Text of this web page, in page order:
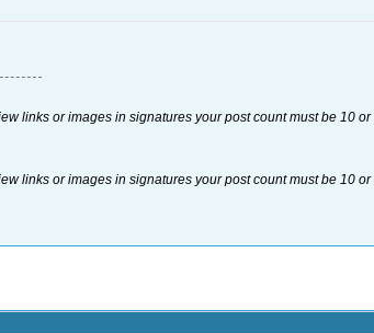
links or images in signatures your post count must be 10
links or images in signatures your post count must be 10